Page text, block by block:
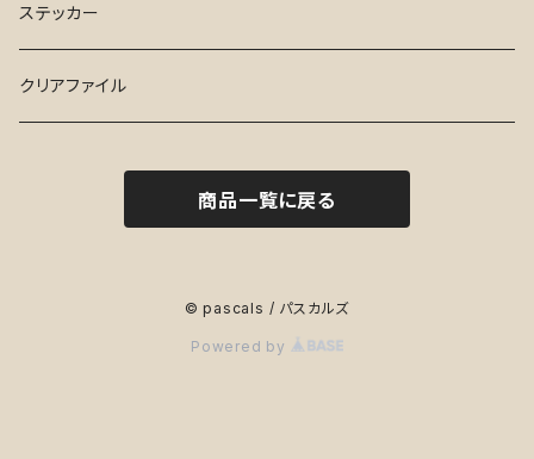
ふらんす de でお～る
水曜日
ステッカー
ステッカー
クリアファイル
商品一覧に戻る
© pascals / パスカルズ
Powered by